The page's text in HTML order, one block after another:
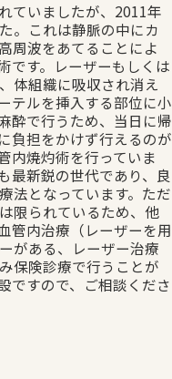
ていましたが、2011年
。これは静脈の中にカ
周波をあてることによ
です。レーザーもしくは
体組織に吸収され消え
テルを挿入する部位に小
酔で行うため、当日に帰
負担をかけず行えるのが
内焼灼術を行っていま
最新鋭の世代であり、良
法となっています。ただ
限られているため、他
管内治療（レーザーを用
がある、レーザー治療
保険診療で行うことが
ですので、ご相談くださ